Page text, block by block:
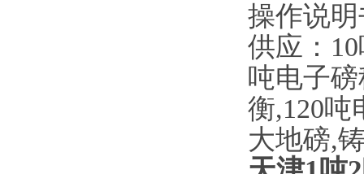
操作说
供应：
吨电子
衡,120吨
大地磅,